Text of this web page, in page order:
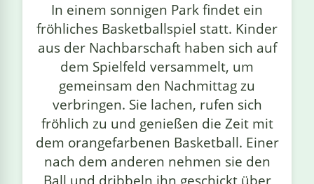
In einem sonnigen Park findet ein
fröhliches Basketballspiel statt. Kinder
aus der Nachbarschaft haben sich auf
dem Spielfeld versammelt, um
gemeinsam den Nachmittag zu
verbringen. Sie lachen, rufen sich
fröhlich zu und genießen die Zeit mit
dem orangefarbenen Basketball. Einer
nach dem anderen nehmen sie den